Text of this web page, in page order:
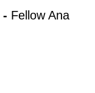
- Fellow Ana